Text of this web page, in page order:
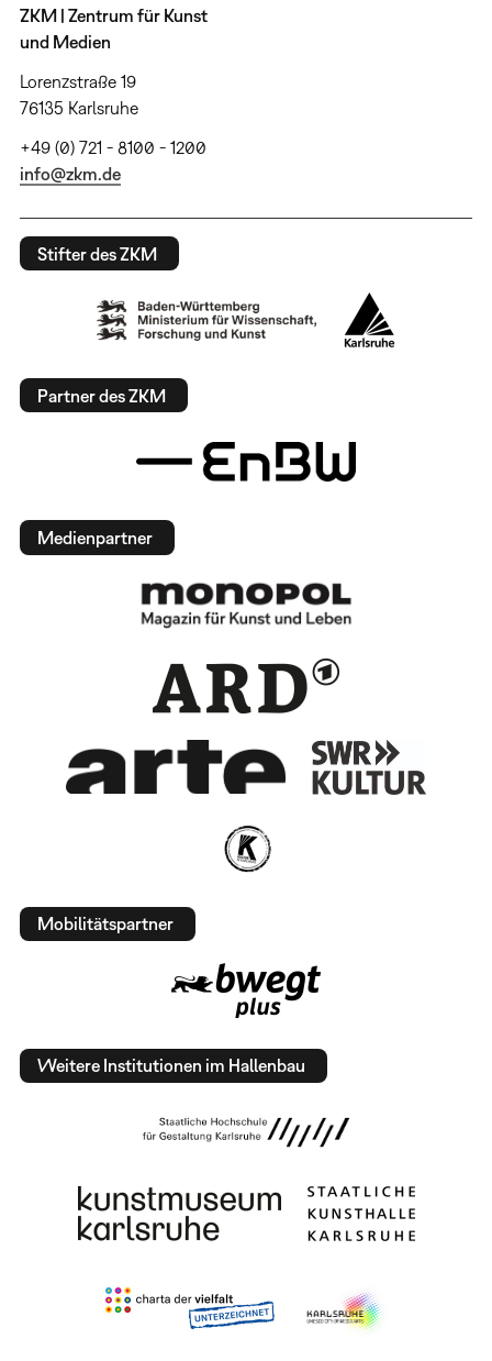
ZKM | Zentrum für Kunst
und Medien
Lorenzstraße 19
76135 Karlsruhe
+49 (0) 721 - 8100 - 1200
info@zkm.de
Stifter des ZKM
Partner des ZKM
Medienpartner
Mobilitätspartner
Weitere Institutionen im Hallenbau